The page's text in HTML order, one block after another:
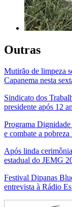
Outras
Mutirão de limpeza
Capanema nesta
Sindicato dos
presidente após 12
Programa
e combate a pobreza
Após linda
estadual do JEMG
Festival Dipanas
entrevista à Rádio